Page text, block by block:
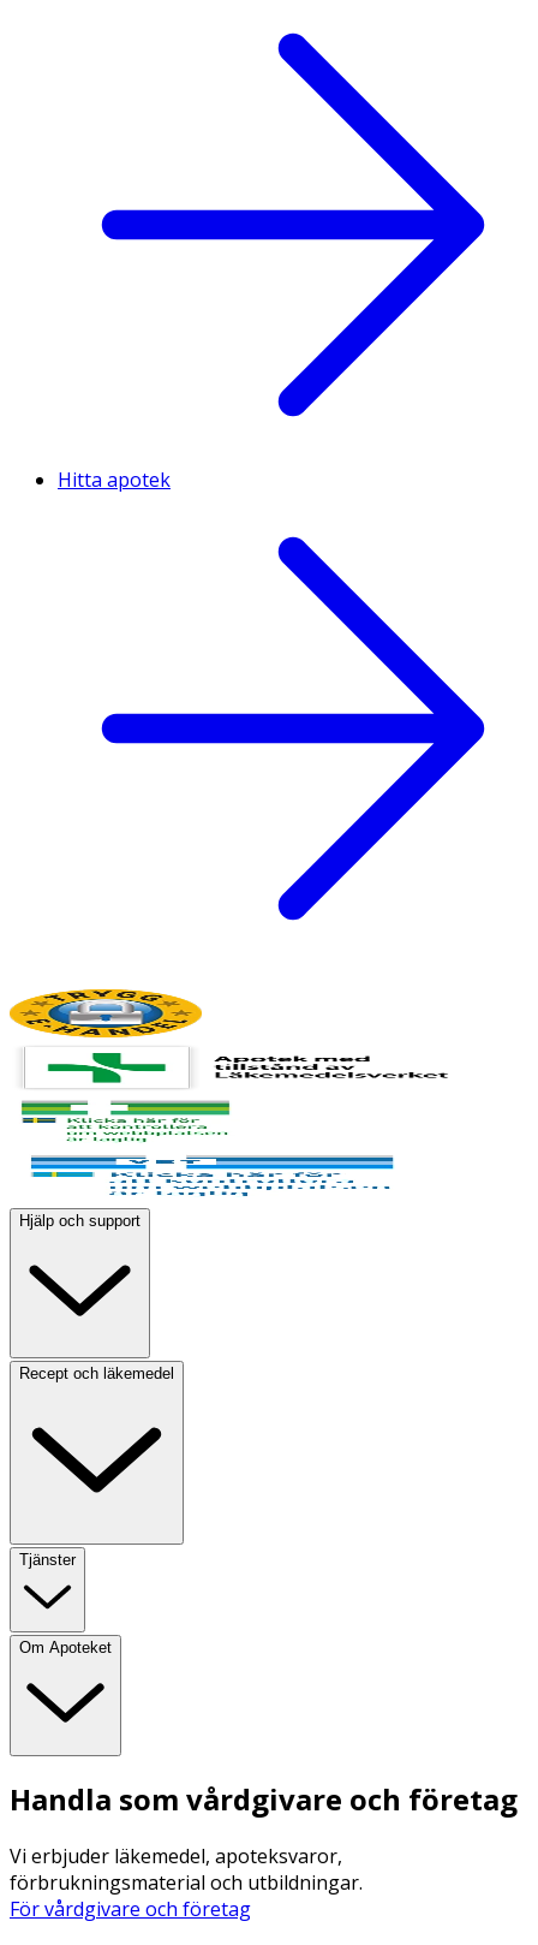
Hitta apotek
Hjälp och support
Recept och läkemedel
Tjänster
Om Apoteket
Handla som vårdgivare och företag
Vi erbjuder läkemedel, apoteksvaror,
förbrukningsmaterial och utbildningar.
För vårdgivare och företag